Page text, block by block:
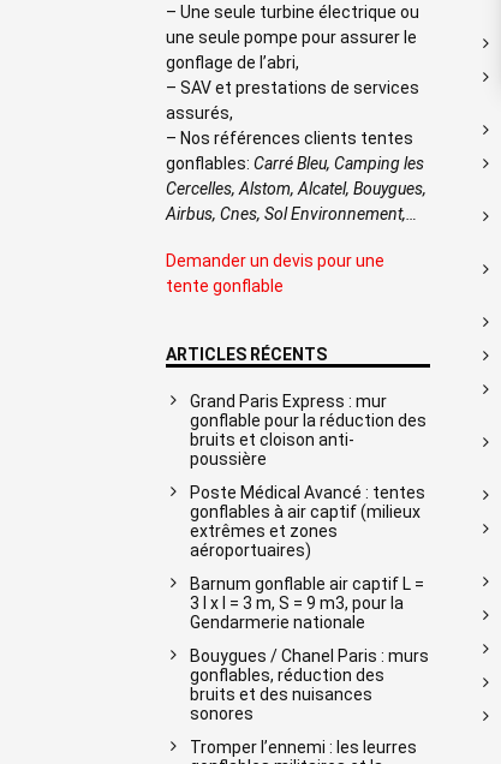
– Une seule turbine électrique ou
une seule pompe pour assurer le
gonflage de l’abri,
– SAV et prestations de services
assurés,
– Nos références clients tentes
gonflables: Carré Bleu, Camping les
Cercelles, Alstom, Alcatel, Bouygues,
Airbus, Cnes, Sol Environnement,…
Demander un devis pour une
tente gonflable
ARTICLES RÉCENTS
Grand Paris Express : mur
gonflable pour la réduction des
bruits et cloison anti-
poussière
Poste Médical Avancé : tentes
gonflables à air captif (milieux
extrêmes et zones
aéroportuaires)
Barnum gonflable air captif L =
3 l x l = 3 m, S = 9 m3, pour la
Gendarmerie nationale
Bouygues / Chanel Paris : murs
gonflables, réduction des
bruits et des nuisances
sonores
Tromper l’ennemi : les leurres